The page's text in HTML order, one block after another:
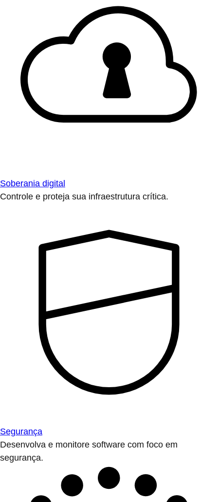
Soberania digital
Controle e proteja sua infraestrutura crítica.
Segurança
Desenvolva e monitore software com foco em
segurança.